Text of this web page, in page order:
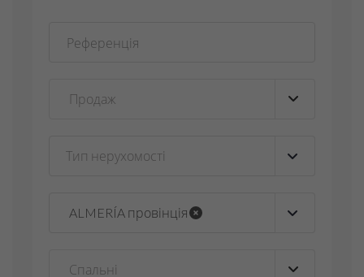
Тип нерухомості ▼
ALMERÍA провінція